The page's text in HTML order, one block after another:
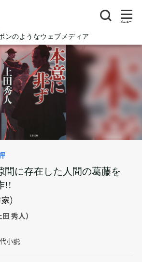
ンのようなウェブメディア
メニュー
間に存在した人間の葛藤を
!!
）
秀人）
小説